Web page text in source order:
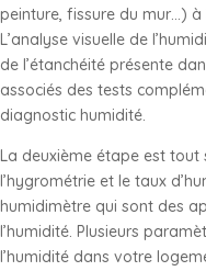
peinture, fissure du mur…) à
L’analyse visuelle de
de l’étanchéité présente
associés des tests
diagnostic humidité.
La deuxième étape est
l’hygrométrie et le taux
humidimètre qui sont des
l’humidité. Plusieurs
l’humidité dans votre